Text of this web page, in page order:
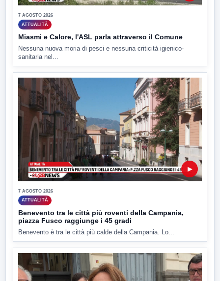
7 AGOSTO 2026
ATTUALITÀ
Miasmi e Calore, l'ASL parla attraverso il Comune
Nessuna nuova moria di pesci e nessuna criticità igienico-
sanitaria nel...
▶
7 AGOSTO 2026
ATTUALITÀ
Benevento tra le città più roventi della Campania,
piazza Fusco raggiunge i 45 gradi
Benevento è tra le città più calde della Campania. Lo...